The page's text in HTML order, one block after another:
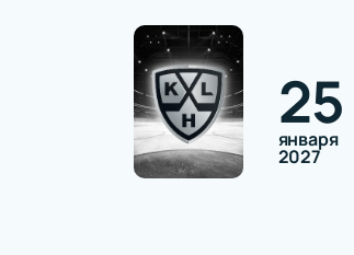
25
января
2027